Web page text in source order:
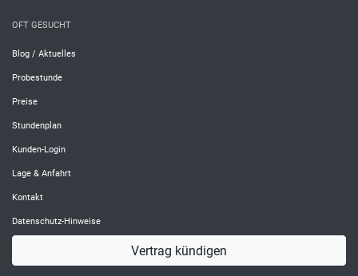
OFT GESUCHT
Blog / Aktuelles
Probestunde
Preise
Stundenplan
Kunden-Login
Lage & Anfahrt
Kontakt
Datenschutz-Hinweise
Vertrag kündigen